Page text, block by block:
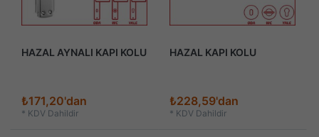
HAZAL AYNALI KAPI KOLU
₺171,20'dan
* KDV Dahildir
HAZAL KAPI KOLU
₺228,59'dan
* KDV Dahildir